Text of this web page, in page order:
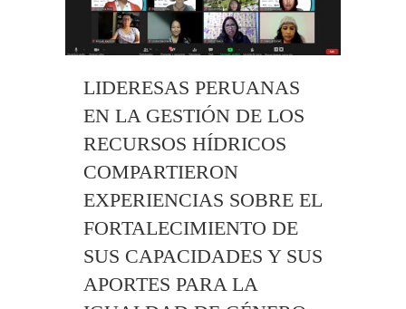
LIDERESAS PERUANAS
EN LA GESTIÓN DE LOS
RECURSOS HÍDRICOS
COMPARTIERON
EXPERIENCIAS SOBRE EL
FORTALECIMIENTO DE
SUS CAPACIDADES Y SUS
APORTES PARA LA